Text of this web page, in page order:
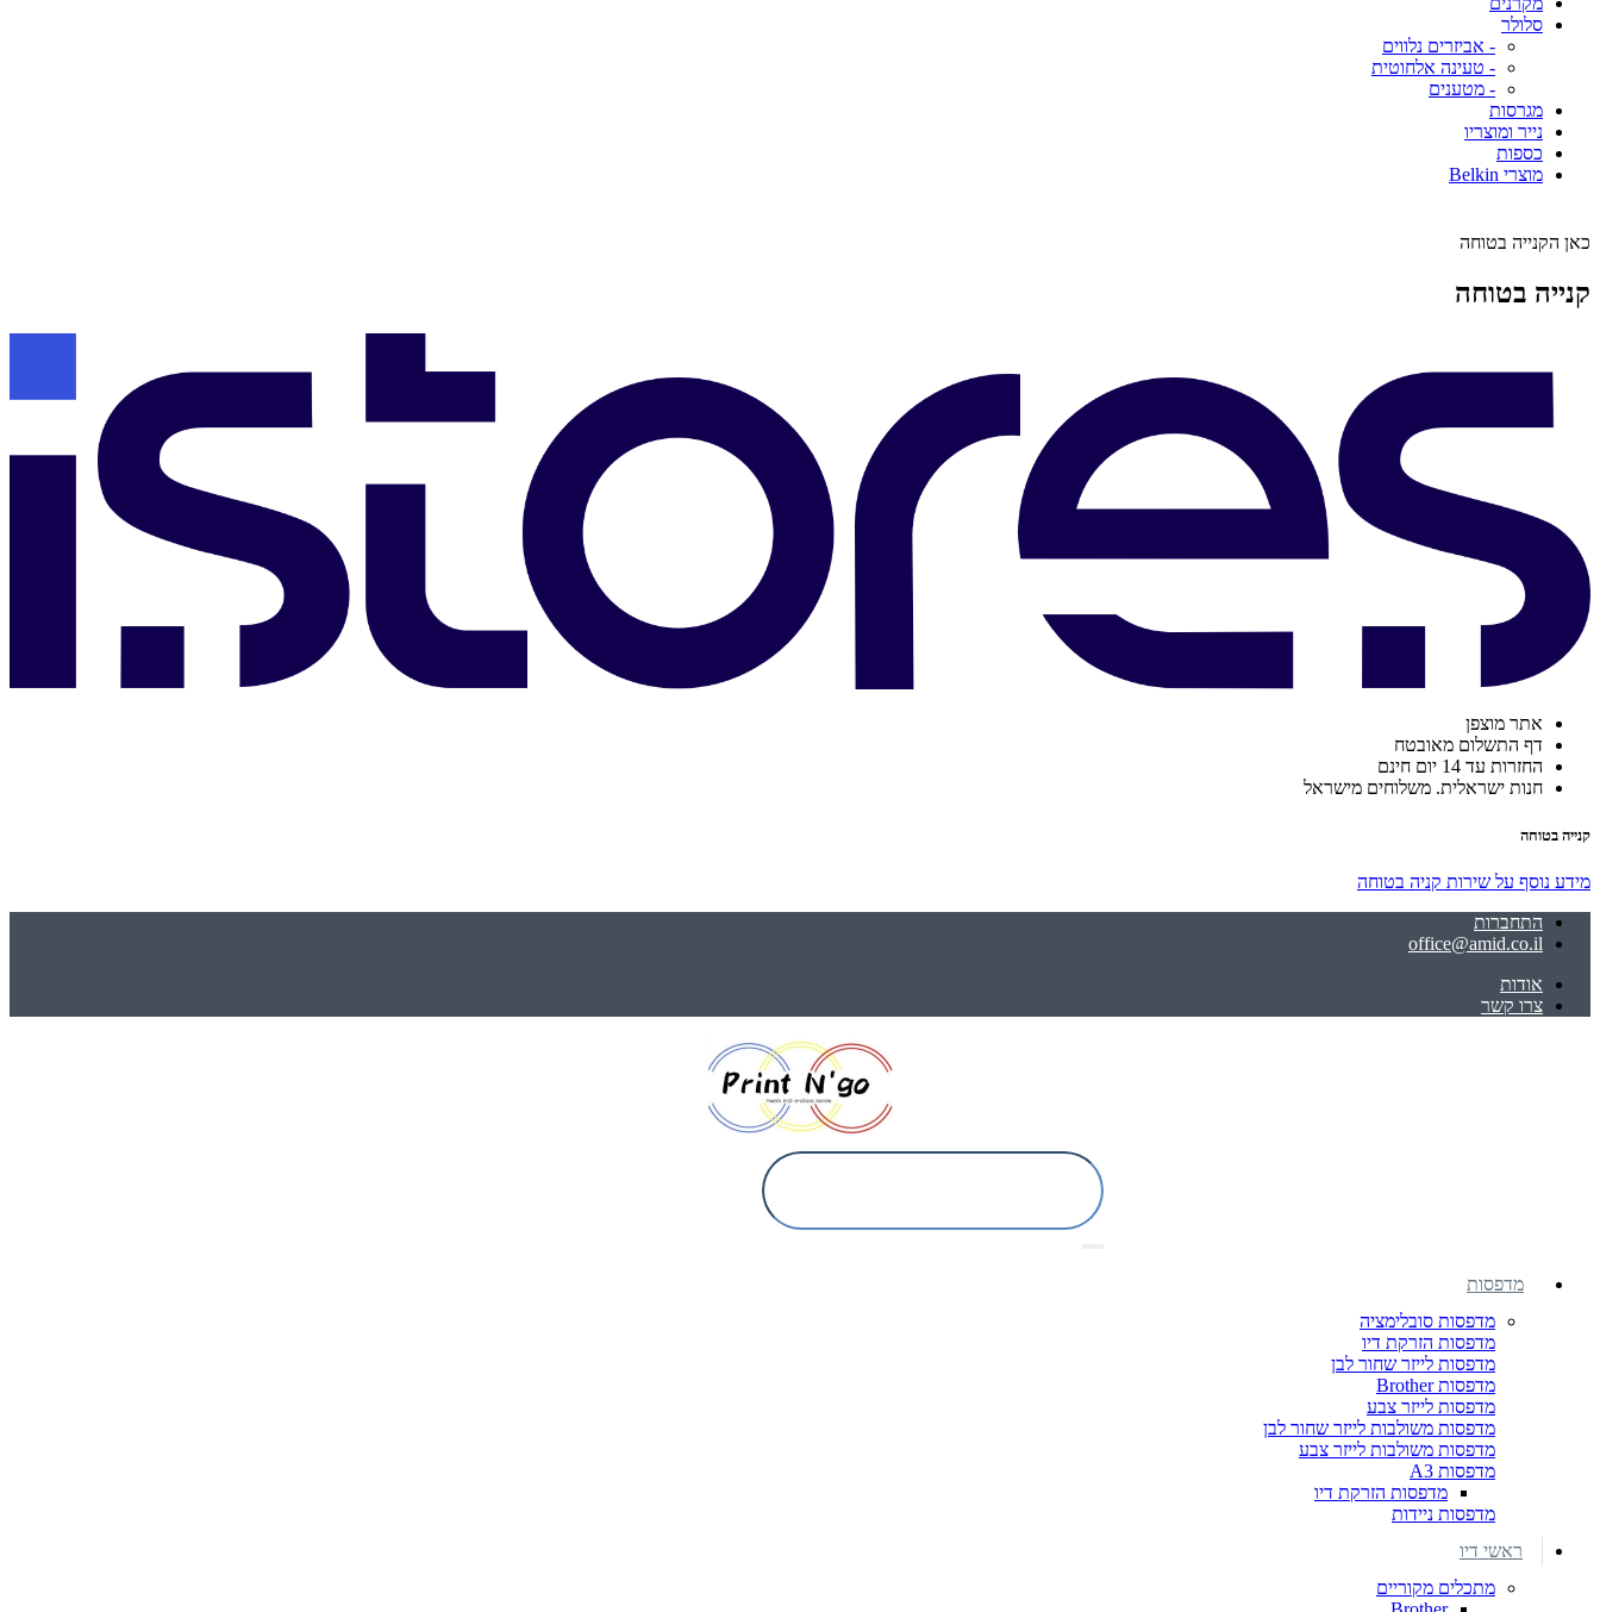
סלולר
- אביזרים נלווים
- טעינה אלחוטית
- מטענים
מגרסות
נייר ומוצריו
כספות
מוצרי Belkin
כאן הקנייה בטוחה
קנייה בטוחה
אתר מוצפן
דף התשלום מאובטח
החזרות עד 14 יום חינם
חנות ישראלית. משלוחים מישראל
קנייה בטוחה
מידע נוסף על שירות קניה בטוחה
התחברות
office@amid.co.il
אודות
צרו קשר
מדפסות
מדפסות סובלימציה
מדפסות הזרקת דיו
מדפסות לייזר שחור לבן
מדפסות Brother
מדפסות לייזר צבע
מדפסות משולבות לייזר שחור לבן
מדפסות משולבות לייזר צבע
מדפסות A3
מדפסות הזרקת דיו
מדפסות ניידות
ראשי דיו
מתכלים מקוריים